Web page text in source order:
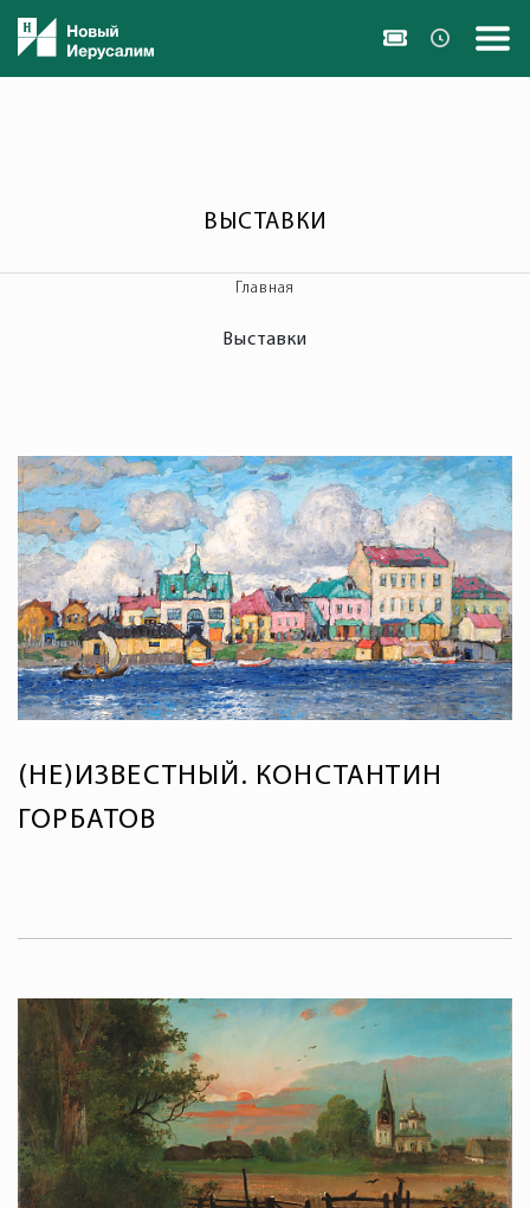
ВЫСТАВКИ
Главная
Выставки
(НЕ)ИЗВЕСТНЫЙ. КОНСТАНТИН
ГОРБАТОВ